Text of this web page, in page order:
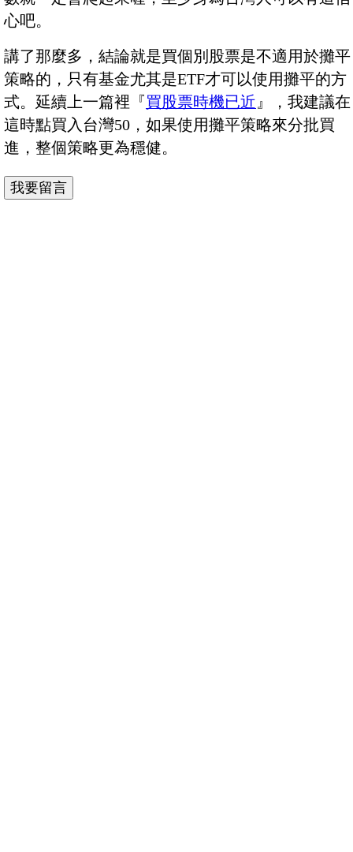
心吧。
講了那麼多，結論就是買個別股票是不適用於攤平
策略的，只有基金尤其是ETF才可以使用攤平的方
式。延續上一篇裡『買股票時機已近 』，我建議在
這時點買入台灣50，如果使用攤平策略來分批買
進，整個策略更為穩健。